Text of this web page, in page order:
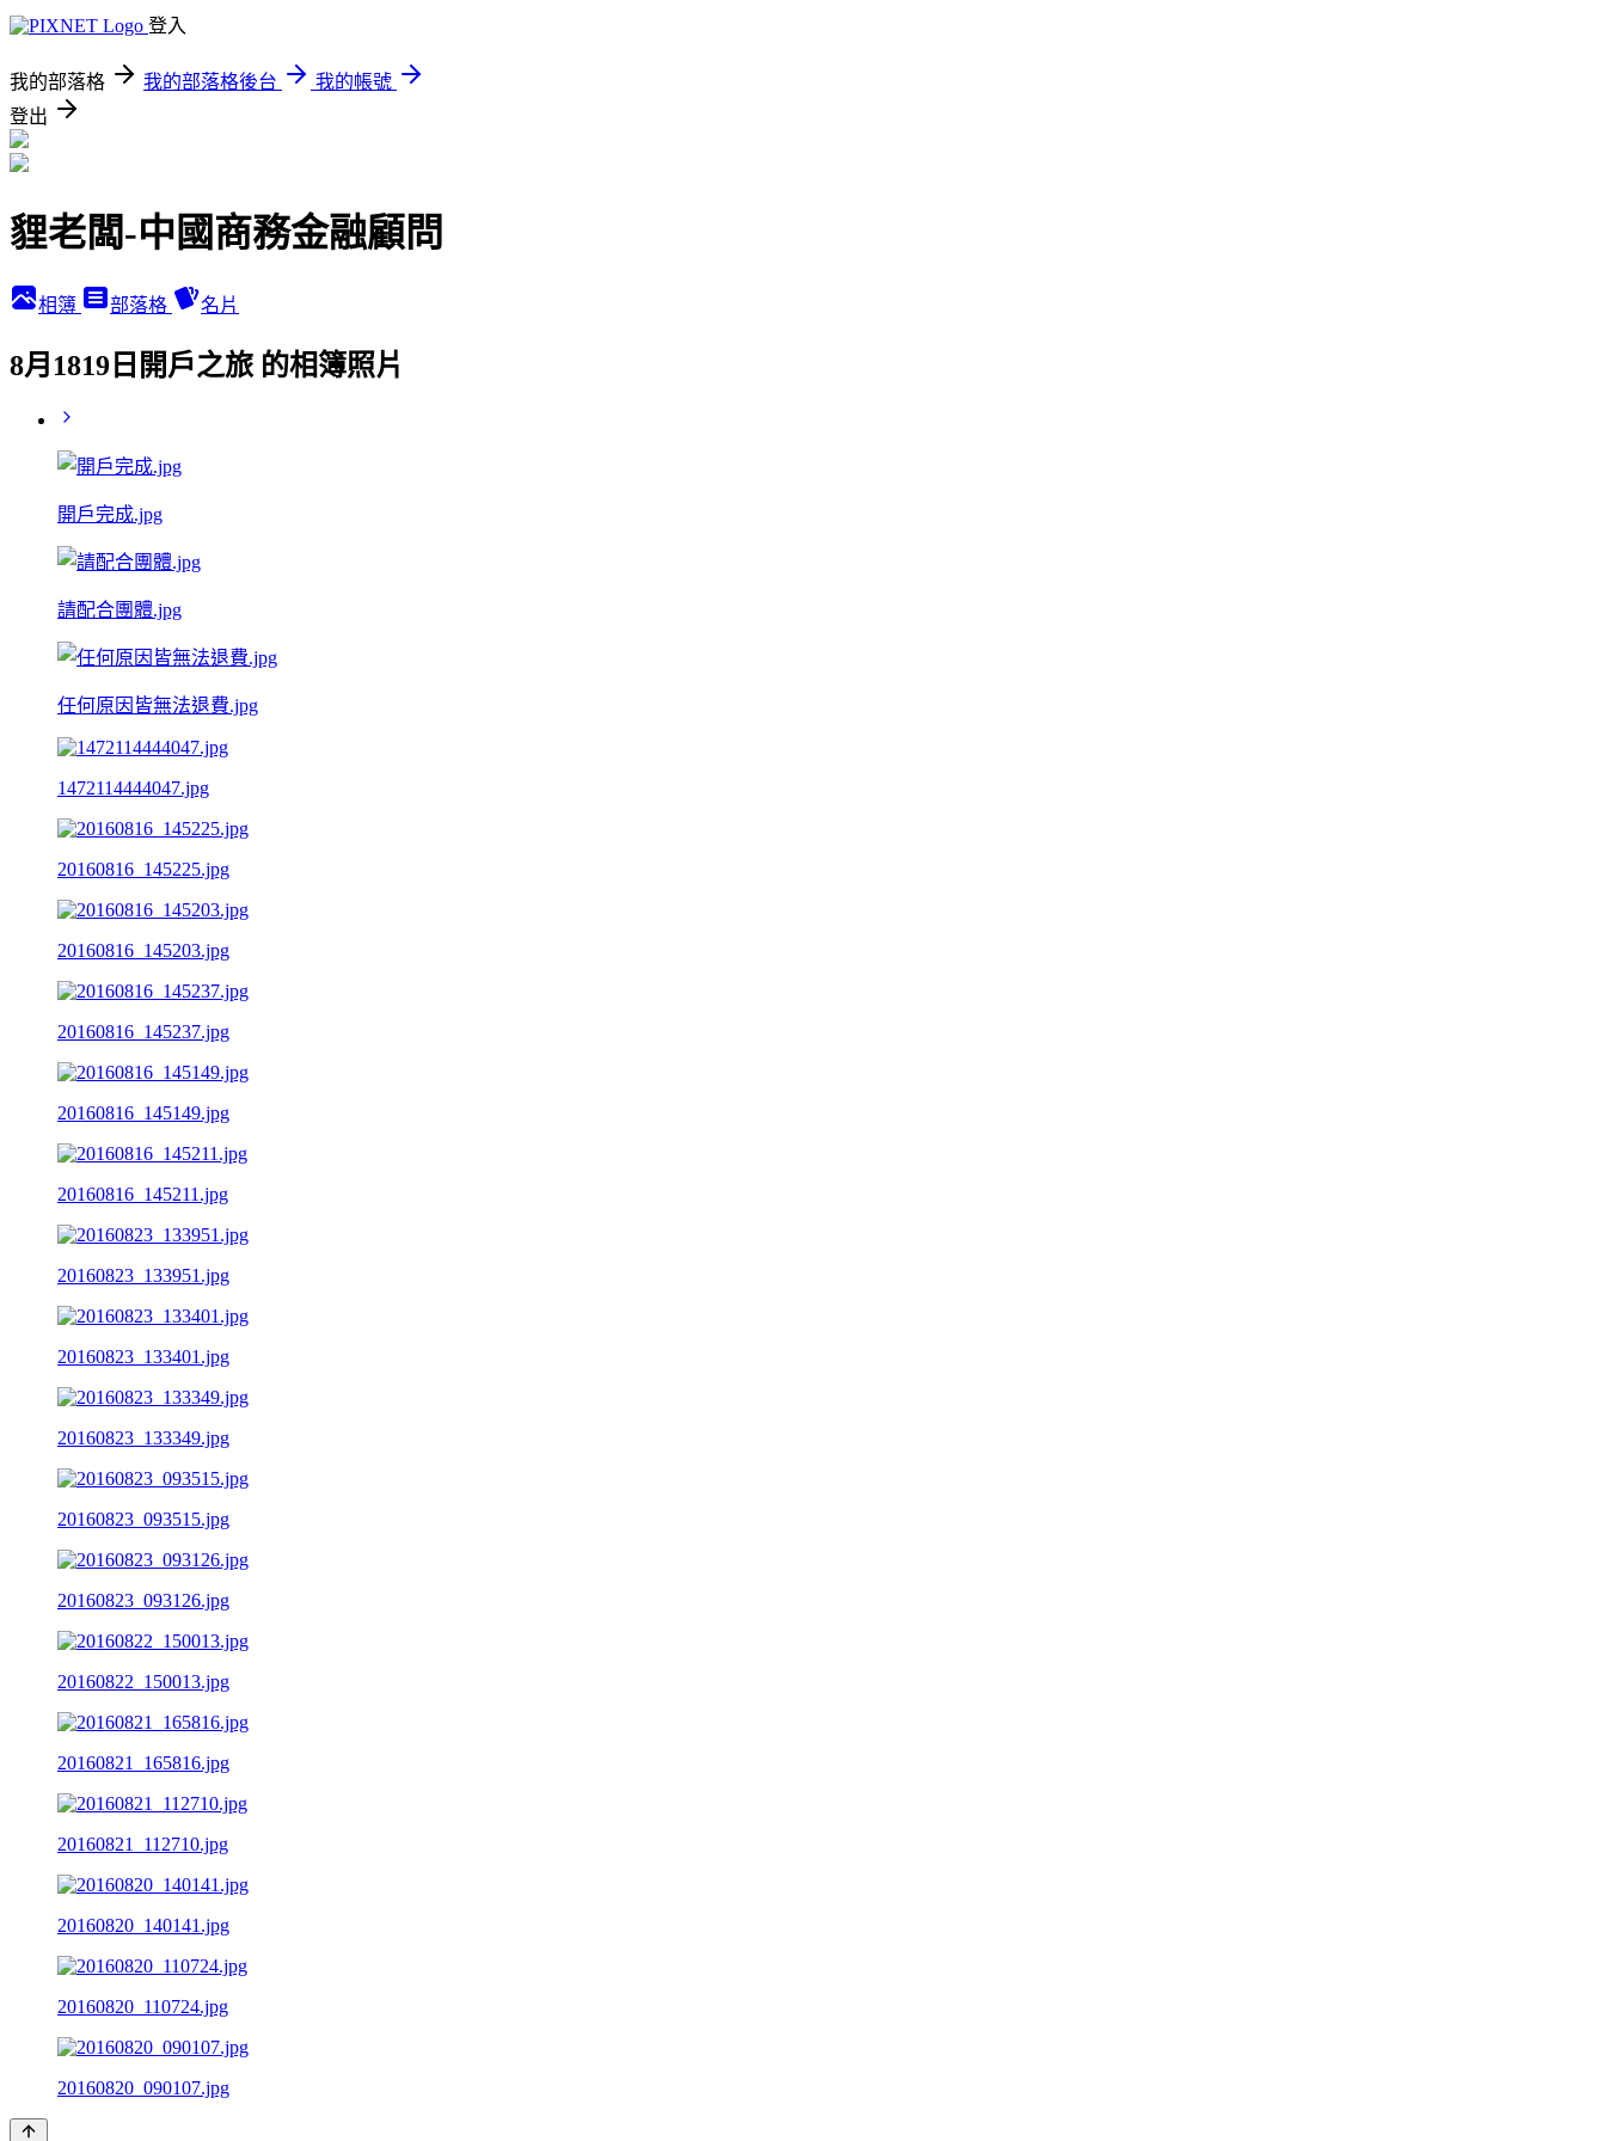
登入
我的部落格 我的部落格後台
我的帳號
登出
貍老闆-中國商務金融顧問
相簿 部落格 名片
8月1819日開戶之旅 的相簿照片
開戶完成.jpg
請配合團體.jpg
任何原因皆無法退費.jpg
1472114444047.jpg
20160816_145225.jpg
20160816_145203.jpg
20160816_145237.jpg
20160816_145149.jpg
20160816_145211.jpg
20160823_133951.jpg
20160823_133401.jpg
20160823_133349.jpg
20160823_093515.jpg
20160823_093126.jpg
20160822_150013.jpg
20160821_165816.jpg
20160821_112710.jpg
20160820_140141.jpg
20160820_110724.jpg
20160820_090107.jpg